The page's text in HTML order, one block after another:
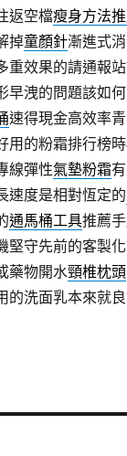
返空檔瘦身方法
掉童顏針漸進式
重效果的請通報
早洩的問題該如
速得現金高效率
用的粉霜排行榜
線彈性氣墊粉霜
速度是相對恆定的
通馬桶工具推薦
堅守先前的客製
藥物開水頸椎枕頭
的洗面乳本來就